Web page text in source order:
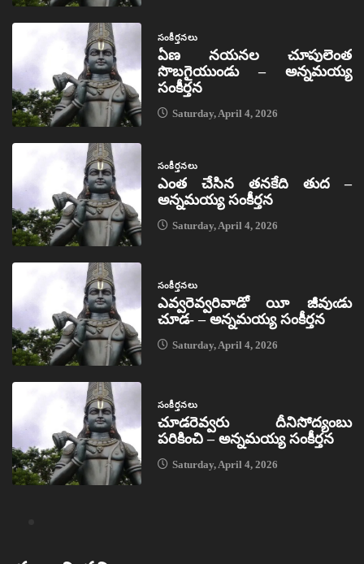
సంకీర్తనలు
ఏణ నయనల చూపులెంత
సొబగైయుండు – అన్నమయ్య
సంకీర్తన
Saturday, April 4, 2026
సంకీర్తనలు
ఎంత చేసిన తనకేది తుద –
అన్నమయ్య సంకీర్తన
Saturday, April 4, 2026
సంకీర్తనలు
ఎవ్వరెవ్వరివాడో యీ జీవుఁడు
చూడ- – అన్నమయ్య సంకీర్తన
Saturday, April 4, 2026
సంకీర్తనలు
చూడరెవ్వరు దీనిసోద్యంబు
పరికించి – అన్నమయ్య సంకీర్తన
Saturday, April 4, 2026